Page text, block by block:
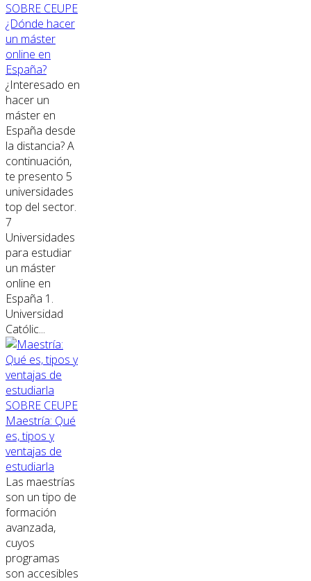
SOBRE CEUPE
¿Dónde hacer
un máster
online en
España?
¿Interesado en
hacer un
máster en
España desde
la distancia? A
continuación,
te presento 5
universidades
top del sector.
7
Universidades
para estudiar
un máster
online en
España 1.
Universidad
Católic...
SOBRE CEUPE
Maestría: Qué
es, tipos y
ventajas de
estudiarla
Las maestrías
son un tipo de
formación
avanzada,
cuyos
programas
son accesibles